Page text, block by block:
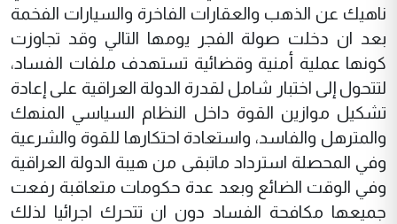
ناهيك عن الذهب والعقارات الفاخرة والسيارات الفخمة
بعد ان دخلت صولة الفجر يومها التالي وقد تجاوزت
كونها عملية أمنية وقضائية تستهدف ملفات الفساد،
لتتحول إلى اختبار شامل لقدرة الدولة العراقية على إعادة
تشكيل موازين القوة داخل النظام السياسي المنهك
والمترهل والفاسد، واستعادة احتكارها للقوة والشرعية
وفي المحصلة استرداد ماتبقى من هيبة الدولة العراقية
وفي الوقت الضائع وبعد عدة حكومات متعاقبة رفعت
جميعها مكافحة الفساد دون ان تتحرك اجرائيا لذلك